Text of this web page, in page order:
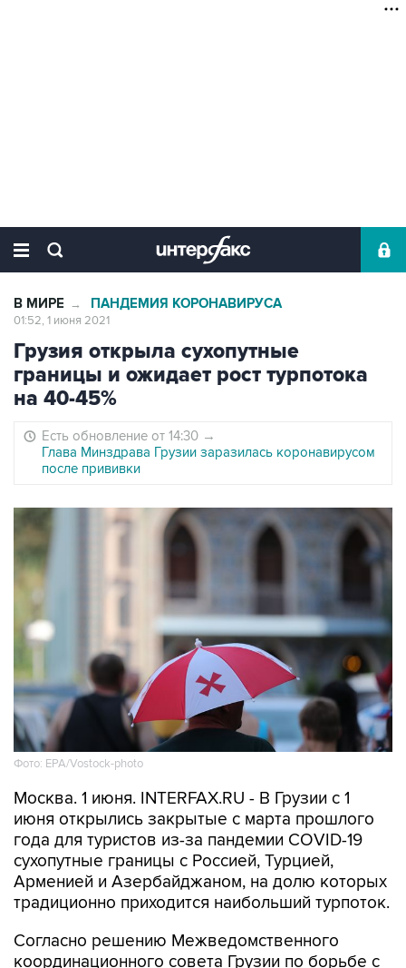
В МИРЕ → ПАНДЕМИЯ КОРОНАВИРУСА
01:52, 1 июня 2021
Грузия открыла сухопутные
границы и ожидает рост турпотока
на 40-45%
Есть обновление от 14:30 →
Глава Минздрава Грузии заразилась коронавирусом
после прививки
Фото: EPA/Vostock-photo
Москва. 1 июня. INTERFAX.RU - В Грузии с 1
июня открылись закрытые с марта прошлого
года для туристов из-за пандемии COVID-19
сухопутные границы с Россией, Турцией,
Арменией и Азербайджаном, на долю которых
традиционно приходится наибольший турпоток.
Согласно решению Межведомственного
координационного совета Грузии по борьбе с